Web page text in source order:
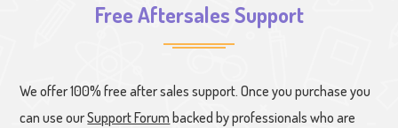
Free Aftersales Support
We offer 100% free after sales support. Once you purchase you
can use ourSupport Forum backed by professionals who are